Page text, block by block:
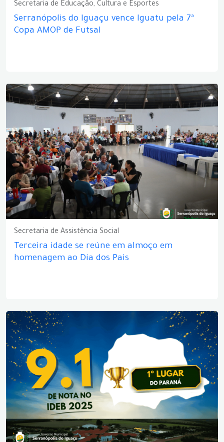
Secretaria de Educação, Cultura e Esportes
Serranópolis do Iguaçu vence Iguatu pela 7ª
Copa AMOP de Futsal
Secretaria de Assistência Social
Terceira idade se reúne em almoço em
homenagem ao Dia dos Pais